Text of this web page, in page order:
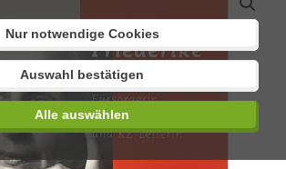
Nur notwendige Cookies
Auswahl bestätigen
Alle auswählen